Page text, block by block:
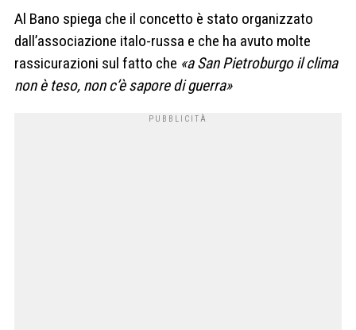
Al Bano spiega che il concetto è stato organizzato
dall’associazione italo-russa e che ha avuto molte
rassicurazioni sul fatto che «a San Pietroburgo il clima
non è teso, non c’è sapore di guerra»